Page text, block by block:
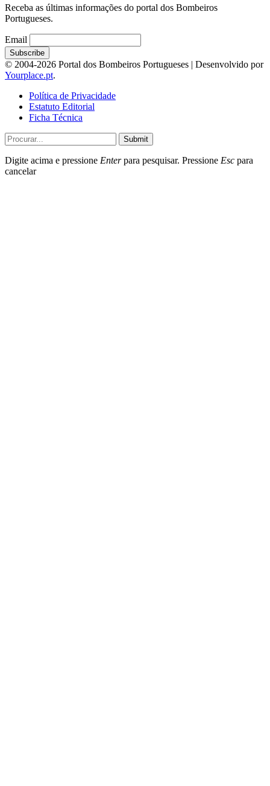
Receba as últimas informações do portal dos Bombeiros
Portugueses.
Email
© 2004-2026 Portal dos Bombeiros Portugueses | Desenvolvido por
Yourplace.pt.
Política de Privacidade
Estatuto Editorial
Ficha Técnica
Submit
Digite acima e pressione Enterpara pesquisar. Pressione Esc para
cancelar